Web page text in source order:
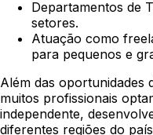
Departamentos de
setores.
Atuação como
para pequenos e
Além das oportunidades
muitos profissionais
independente,
diferentes regiões do